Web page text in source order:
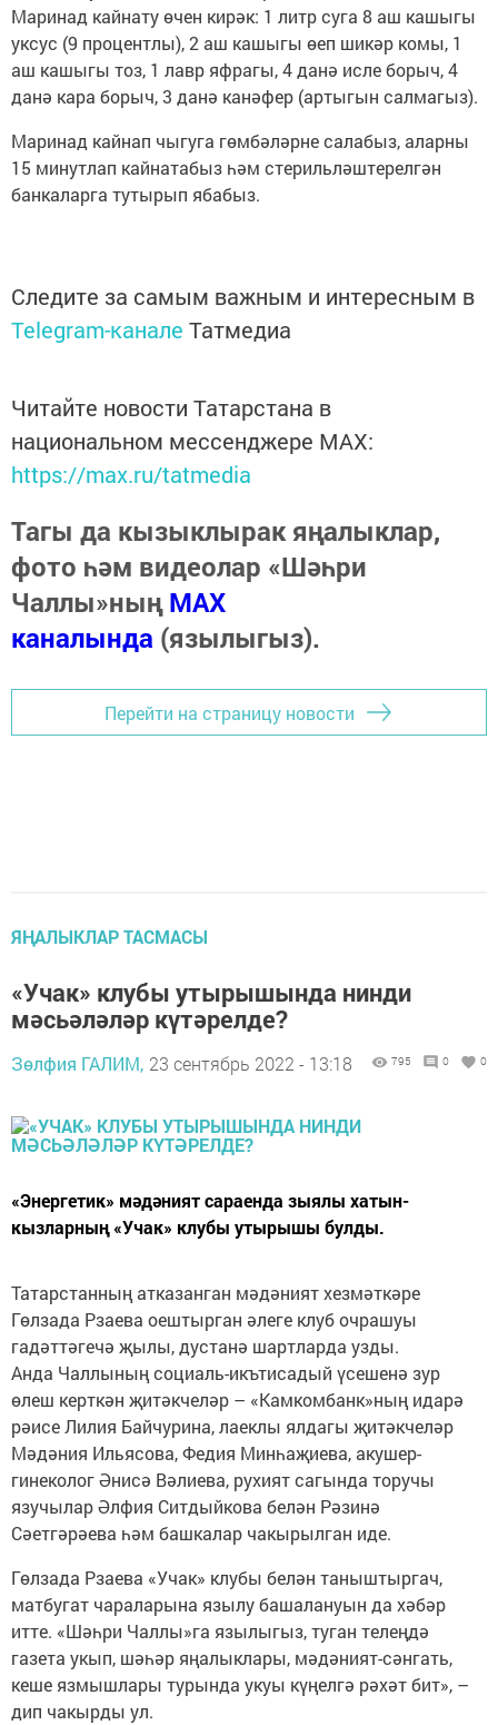
Маринад кайнату өчен кирәк: 1 литр суга 8 аш кашыгы
уксус (9 процентлы), 2 аш кашыгы өеп шикәр комы, 1
аш кашыгы тоз, 1 лавр яфрагы, 4 данә исле борыч, 4
данә кара борыч, 3 данә канәфер (артыгын салмагыз).
Маринад кайнап чыгуга гөмбәләрне салабыз, аларны
15 минутлап кайнатабыз һәм стерильләштерелгән
банкаларга тутырып ябабыз.
Следите за самым важным и интересным в
Telegram-канале Татмедиа
Читайте новости Татарстана в
национальном мессенджере MАХ:
https://max.ru/tatmedia
Тагы да кызыклырак яңалыклар,
фото һәм видеолар «Шәһри
Чаллы»ныңMAX
каналында (язылыгыз).
Перейти на страницу новости
ЯҢАЛЫКЛАР ТАСМАСЫ
«Учак» клубы утырышында нинди
мәсьәләләр күтәрелде?
Зөлфия ГАЛИМ, 23 сентябрь 2022 - 13:18 795 0 0
«Энергетик» мәдәният сараенда зыялы хатын-
кызларның «Учак» клубы утырышы булды.
Татарстанның атказанган мәдәният хезмәткәре
Гөлзада Рзаева оештырган әлеге клуб очрашуы
гадәттәгечә җылы, дустанә шартларда узды.
Анда Чаллының социаль-икътисадый үсешенә зур
өлеш керткән җитәкчеләр – «Камкомбанк»ның идарә
рәисе Лилия Байчурина, лаеклы ялдагы җитәкчеләр
Мәдәния Ильясова, Федия Минһаҗиева, акушер-
гинеколог Әнисә Вәлиева, рухият сагында торучы
язучылар Әлфия Ситдыйкова белән Рәзинә
Сәетгәрәева һәм башкалар чакырылган иде.
Гөлзада Рзаева «Учак» клубы белән таныштыргач,
матбугат чараларына язылу башалануын да хәбәр
итте. «Шәһри Чаллы»га язылыгыз, туган телеңдә
газета укып, шәһәр яңалыклары, мәдәният-сәнгать,
кеше язмышлары турында укуы күңелгә рәхәт бит», –
дип чакырды ул.